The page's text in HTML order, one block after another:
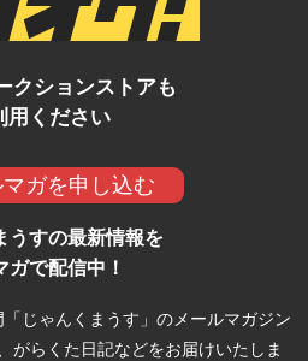
クションストアも
用ください
ガを申し込む
うすの最新情報を
ガで配信中！
じゃんくまうす」のメールマガジン
がらくた日記などをお届けいたしま